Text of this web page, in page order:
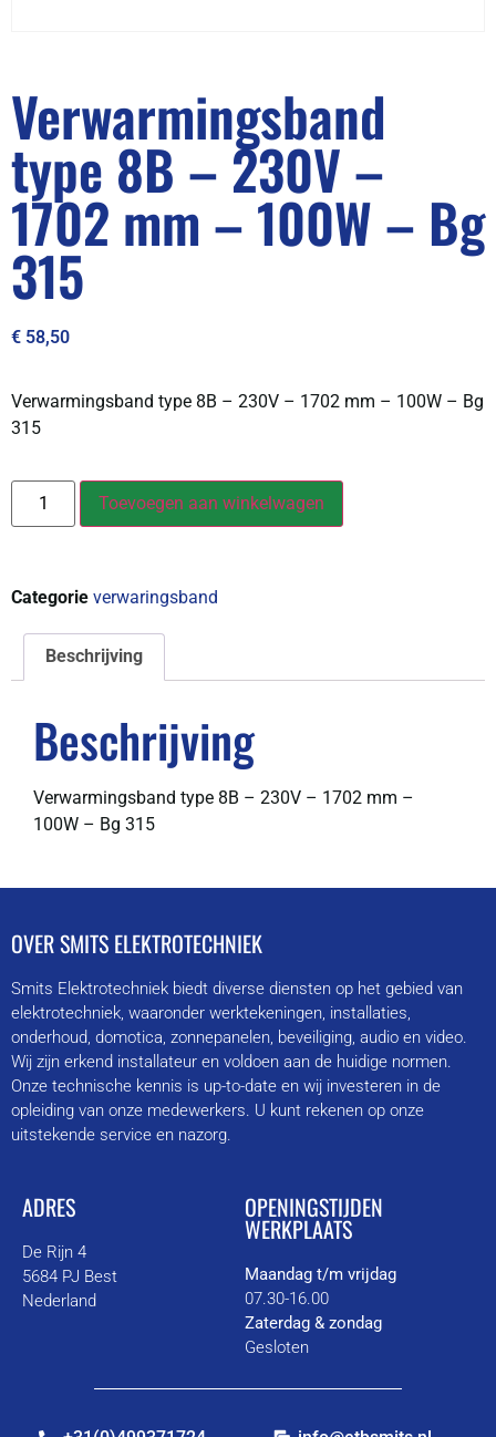
Verwarmingsband
type 8B – 230V –
1702 mm – 100W – Bg
315
€ 58,50
Verwarmingsband type 8B – 230V – 1702 mm – 100W – Bg
315
Toevoegen aan winkelwagen
Categorie verwaringsband
Beschrijving
Beschrijving
Verwarmingsband type 8B – 230V – 1702 mm –
100W – Bg 315
OVER SMITS ELEKTROTECHNIEK
Smits Elektrotechniek biedt diverse diensten op het gebied van
elektrotechniek, waaronder werktekeningen, installaties,
onderhoud, domotica, zonnepanelen, beveiliging, audio en video.
Wij zijn erkend installateur en voldoen aan de huidige normen.
Onze technische kennis is up-to-date en wij investeren in de
opleiding van onze medewerkers. U kunt rekenen op onze
uitstekende service en nazorg.
ADRES
De Rijn 4
5684 PJ Best
Nederland
OPENINGSTIJDEN
WERKPLAATS
Maandag t/m vrijdag
07.30-16.00
Zaterdag & zondag
Gesloten